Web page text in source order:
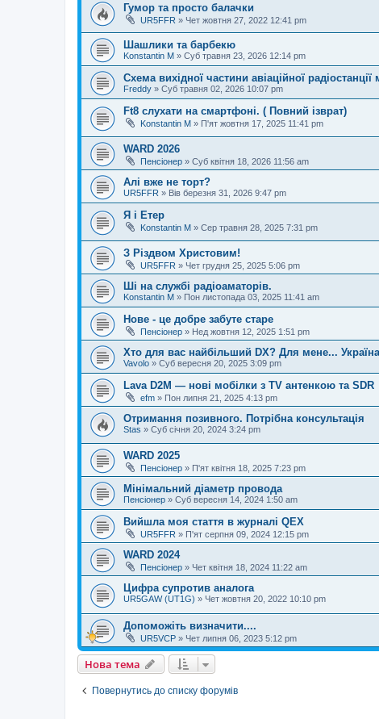
Гумор та просто балачки
UR5FFR » Чет жовтня 27, 2022 12:41 pm
Шашлики та барбекю
Konstantin M » Суб травня 23, 2026 12:14 pm
Схема вихідної частини авіаційної радіостанції
Freddy » Суб травня 02, 2026 10:07 pm
Ft8 слухати на смартфоні. ( Повний ізврат)
Konstantin M » П'ят жовтня 17, 2025 11:41 pm
WARD 2026
Пенсіонер » Суб квітня 18, 2026 11:56 am
Алі вже не торт?
UR5FFR » Вів березня 31, 2026 9:47 pm
Я і Етер
Konstantin M » Сер травня 28, 2025 7:31 pm
З Різдвом Христовим!
UR5FFR » Чет грудня 25, 2025 5:06 pm
Ші на службі радіоаматорів.
Konstantin M » Пон листопада 03, 2025 11:41 am
Нове - це добре забуте старе
Пенсіонер » Нед жовтня 12, 2025 1:51 pm
Хто для вас найбільший DX? Для мене...
Vavolo » Суб вересня 20, 2025 3:09 pm
Lava D2M — нові мобілки з TV антенкою та SDR
efm » Пон липня 21, 2025 4:13 pm
Отримання позивного. Потрібна консультація
Stas » Суб січня 20, 2024 3:24 pm
WARD 2025
Пенсіонер » П'ят квітня 18, 2025 7:23 pm
Мінімальний діаметр провода
Пенсіонер » Суб вересня 14, 2024 1:50 am
Вийшла моя стаття в журналі QEX
UR5FFR » П'ят серпня 09, 2024 12:15 pm
WARD 2024
Пенсіонер » Чет квітня 18, 2024 11:22 am
Цифра супротив аналога
UR5GAW (UT1G) » Чет жовтня 20, 2022 10:10 pm
Допоможіть визначити....
UR5VCP » Чет липня 06, 2023 5:12 pm
Нова тема
Повернутись до списку форумів